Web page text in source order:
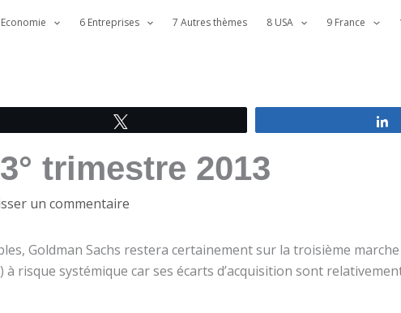
6 Entreprises 7 Autres thèmes 8 USA 9 France
trimestre 2013
un commentaire
Goldman Sachs restera certainement sur la troisième
risque systémique car ses écarts d’acquisition sont